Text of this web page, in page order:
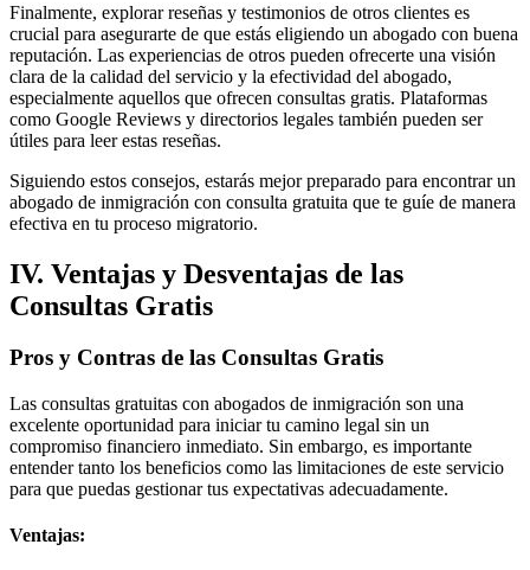
Finalmente, explorar reseñas y testimonios de otros clientes es
crucial para asegurarte de que estás eligiendo un abogado con buena
reputación. Las experiencias de otros pueden ofrecerte una visión
clara de la calidad del servicio y la efectividad del abogado,
especialmente aquellos que ofrecen consultas gratis. Plataformas
como Google Reviews y directorios legales también pueden ser
útiles para leer estas reseñas.
Siguiendo estos consejos, estarás mejor preparado para encontrar un
abogado de inmigración con consulta gratuita que te guíe de manera
efectiva en tu proceso migratorio.
IV. Ventajas y Desventajas de las
Consultas Gratis
Pros y Contras de las Consultas Gratis
Las consultas gratuitas con abogados de inmigración son una
excelente oportunidad para iniciar tu camino legal sin un
compromiso financiero inmediato. Sin embargo, es importante
entender tanto los beneficios como las limitaciones de este servicio
para que puedas gestionar tus expectativas adecuadamente.
Ventajas: